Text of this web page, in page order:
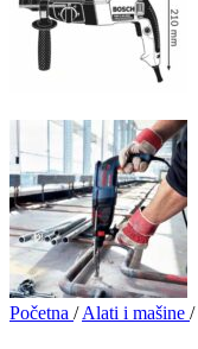
Početna / Alati i mašine /